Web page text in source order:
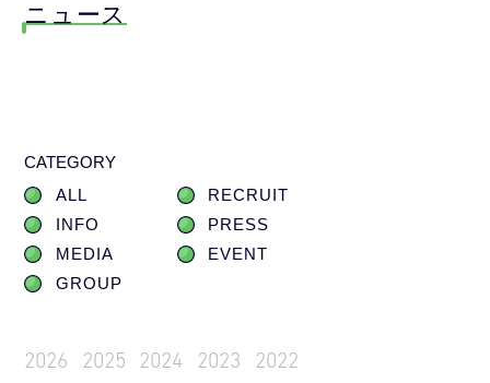
ニュース
CATEGORY
ALL
RECRUIT
INFO
PRESS
MEDIA
EVENT
GROUP
2026 2025 2024 2023
2022